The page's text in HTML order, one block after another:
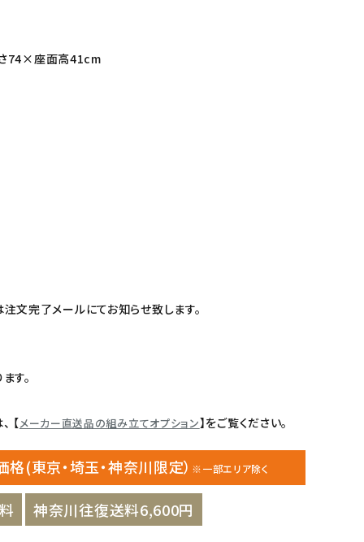
74×座面高41cm
文完了メールにてお知らせ致します。
す。
【メーカー直送品の組み立てオプション】をご覧ください。
格(東京・埼玉・神奈川限定） ※一部エリア除く
神奈川往復送料6,600円